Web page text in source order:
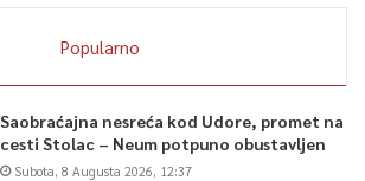
Popularno
Saobraćajna nesreća kod Udore, promet na
cesti Stolac – Neum potpuno obustavljen
Subota, 8 Augusta 2026, 12:37